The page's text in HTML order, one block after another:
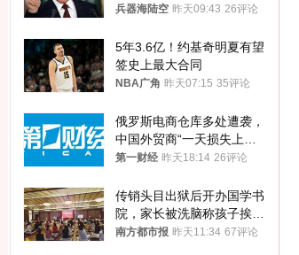
用核武器保护
兵器海陆空 昨天09:43 26评论
5年3.6亿！约基奇明夏有望
签史上最大合同
NBA广角 昨天07:15 35评论
俄罗斯电商仓库多处遭袭，
中国外贸商“一天损失上
万”紧急清仓
第一财经 昨天18:14 26评论
传销头目出狱后开办国学书
院，家长被洗脑称孩子挨打
才有效果
南方都市报 昨天11:34 67评论